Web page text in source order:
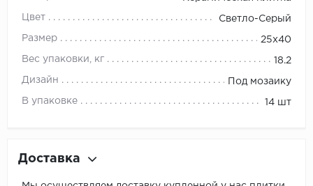
Цвет Светло-Серый
Размер 25x40
Вес упаковки, кг 18.2
Дизайн Под мозаику
В упаковке 14 шт
Доставка